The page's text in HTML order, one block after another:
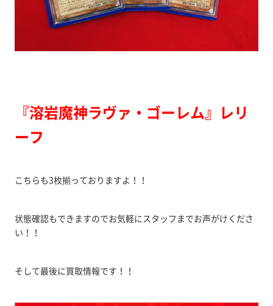
『溶岩魔神ラヴァ・ゴーレム』レリ
ーフ
こちらも3枚揃っておりますよ！！
状態確認もできますのでお気軽にスタッフまでお声がけくださ
い！！
そして最後に買取情報です！！